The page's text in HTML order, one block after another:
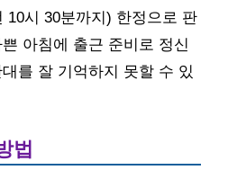
10시 30분까지) 한정으로 판
아침에 출근 준비로 정신
를 잘 기억하지 못할 수 있
법